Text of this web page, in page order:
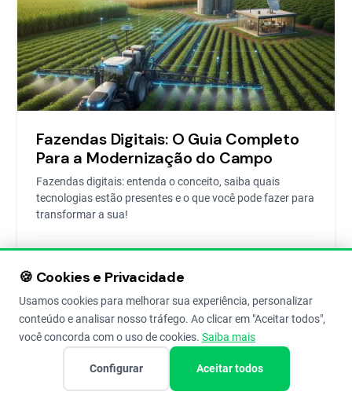
Fazendas Digitais: O Guia Completo
Para a Modernização do Campo
Fazendas digitais: entenda o conceito, saiba quais
tecnologias estão presentes e o que você pode fazer para
transformar a sua!
HISTORIAS DE SUCESSO
🍪 Cookies e Privacidade
Usamos cookies para melhorar sua experiência, personalizar
conteúdo e analisar nosso tráfego. Ao clicar em "Aceitar todos",
você concorda com o uso de cookies. Saiba mais
Configurar Aceitar todos